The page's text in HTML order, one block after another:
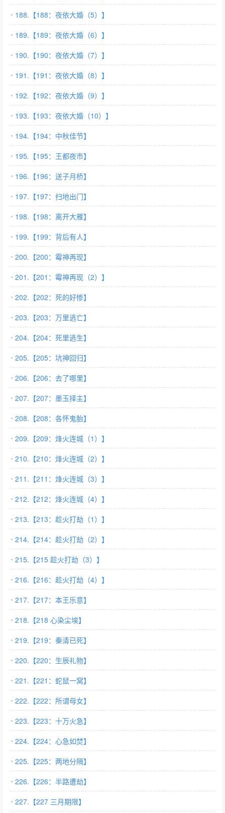
188.【188：夜依大婚（5）】
189.【189：夜依大婚（6）】
190.【190：夜依大婚（7）】
191.【191：夜依大婚（8）】
192.【192：夜依大婚（9）】
193.【193：夜依大婚（10）】
194.【194：中秋佳节】
195.【195：王都夜市】
196.【196：送子月桥】
197.【197：扫地出门】
198.【198：离开大雁】
199.【199：背后有人】
200.【200：霉神再现】
201.【201：霉神再现（2）】
202.【202：死的好惨】
203.【203：万里逃亡】
204.【204：死里逃生】
205.【205：坑神回归】
206.【206：去了哪里】
207.【207：墨玉择主】
208.【208：各怀鬼胎】
209.【209：烽火连城（1）】
210.【210：烽火连城（2）】
211.【211：烽火连城（3）】
212.【212：烽火连城（4）】
213.【213：趁火打劫（1）】
214.【214：趁火打劫（2）】
215.【215 趁火打劫（3）】
216.【216：趁火打劫（4）】
217.【217：本王乐意】
218.【218 心染尘埃】
219.【219：秦清已死】
220.【220：生辰礼物】
221.【221：蛇鼠一窝】
222.【222：所谓母女】
223.【223：十万火急】
224.【224：心急如焚】
225.【225：两地分隔】
226.【226：半路遭劫】
227.【227 三月期限】